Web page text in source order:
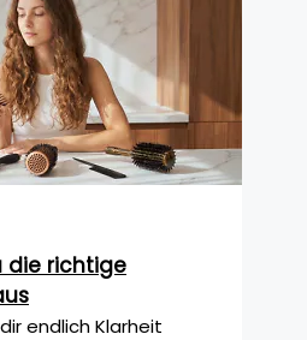
die richtige
endlich Klarheit